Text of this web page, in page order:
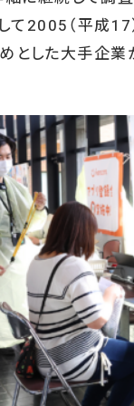
2005（平成17
とした大手企